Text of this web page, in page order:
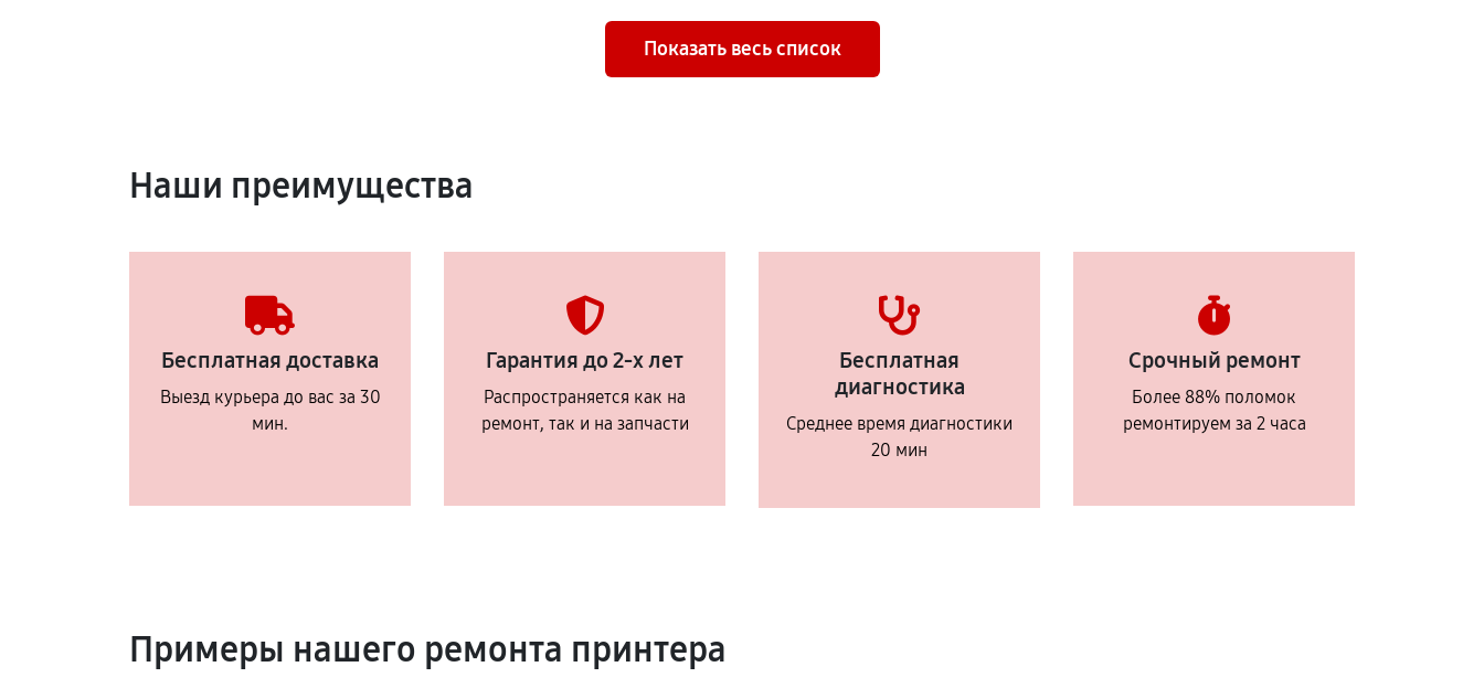
Показать весь список
Наши преимущества
Бесплатная доставка
Выезд курьера до вас за 30
мин.
Гарантия до 2-х лет
Распространяется как на
ремонт, так и на запчасти
Бесплатная
диагностика
Среднее время диагностики
20 мин
Срочный ремонт
Более 88% поломок
ремонтируем за 2 часа
Примеры нашего ремонта принтера